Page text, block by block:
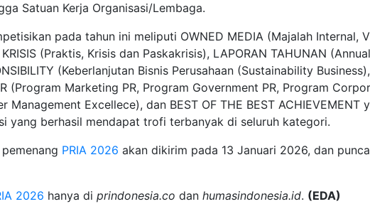
Satuan Kerja Organisasi/Lembaga.
pada tahun ini meliputi OWNED MEDIA (Majalah Internal,
(Praktis, Krisis dan Paskakrisis), LAPORAN TAHUNAN
(Keberlanjutan Bisnis Perusahaan (Sustainability
(Program Marketing PR, Program Government PR, Program
Management Excellece), dan BEST OF THE BEST
yang berhasil mendapat trofi terbanyak di seluruh kategori.
PRIA 2026 akan dikirim pada 13 Januari 2026, dan
2026 hanya di prindonesia.co dan humasindonesia.id. (EDA)